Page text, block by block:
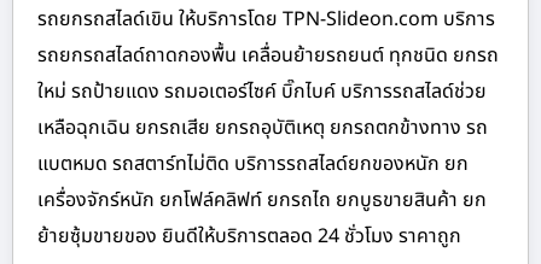
รถยกรถสไลด์เขิน ให้บริการโดย TPN-Slideon.com บริการ
รถยกรถสไลด์ถาดกองพื้น เคลื่อนย้ายรถยนต์ ทุกชนิด ยกรถ
ใหม่ รถป้ายแดง รถมอเตอร์ไซค์ บิ๊กไบค์ บริการรถสไลด์ช่วย
เหลือฉุกเฉิน ยกรถเสีย ยกรถอุบัติเหตุ ยกรถตกข้างทาง รถ
แบตหมด รถสตาร์ทไม่ติด บริการรถสไลด์ยกของหนัก ยก
เครื่องจักร์หนัก ยกโฟล์คลิฟท์ ยกรถไถ ยกบูธขายสินค้า ยก
ย้ายซุ้มขายของ ยินดีให้บริการตลอด 24 ชั่วโมง ราคาถูก